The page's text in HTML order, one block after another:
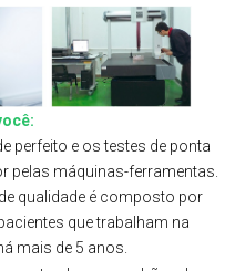
perfeito e os testes de ponta
pelas máquinas-ferramentas.
qualidade é composto por
que trabalham na
mais de 5 anos.